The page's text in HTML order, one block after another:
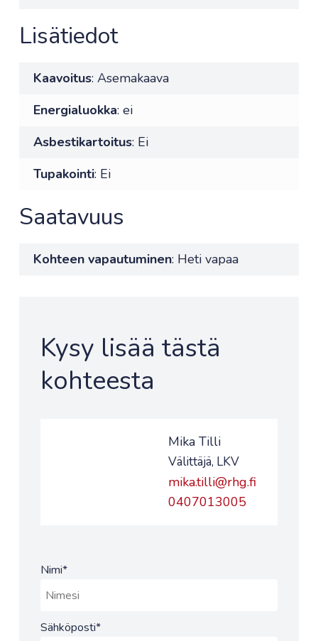
Lisätiedot
Kaavoitus: Asemakaava
Energialuokka: ei
Asbestikartoitus: Ei
Tupakointi: Ei
Saatavuus
Kohteen vapautuminen: Heti vapaa
Kysy lisää tästä
kohteesta
Mika Tilli
Välittäjä, LKV
mika.tilli@rhg.fi
0407013005
Nimi*
Sähköposti*